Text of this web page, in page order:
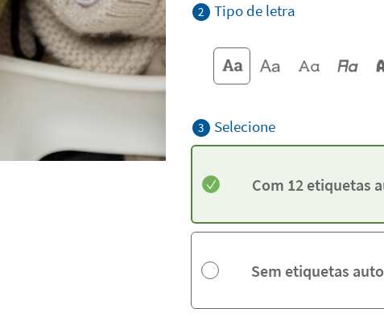
2 Tipo de letra
3 Selecione
Com 12 etiquetas
Sem etiquetas